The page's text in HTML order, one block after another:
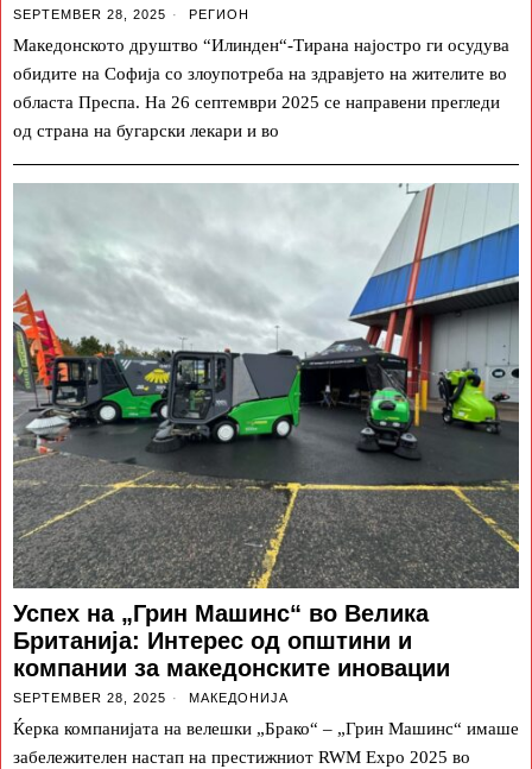
SEPTEMBER 28, 2025 РЕГИОН
Македонското друштво “Илинден“-Тирана најостро ги осудува
обидите на Софија со злоупотреба на здравјето на жителите во
областа Преспа. На 26 септември 2025 се направени прегледи
од страна на бугарски лекари и во
Успех на „Грин Машинс“ во Велика
Британија: Интерес од општини и
компании за македонските иновации
SEPTEMBER 28, 2025 МАКЕДОНИЈА
Ќерка компанијата на велешки „Брако“ – „Грин Машинс“ имаше
забележителен настап на престижниот RWM Expo 2025 во